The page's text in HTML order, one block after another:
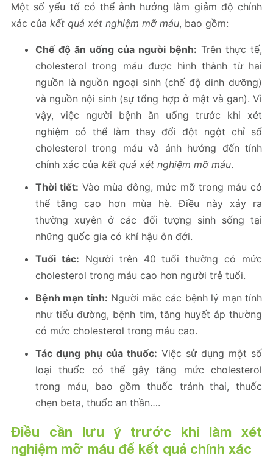
Một số yếu tố có thể ảnh hưởng làm giảm độ chính
xác của kết quả xét nghiệm mỡ máu, bao gồm:
Chế độ ăn uống của người bệnh: Trên thực tế,
cholesterol trong máu được hình thành từ hai
nguồn là nguồn ngoại sinh (chế độ dinh dưỡng)
và nguồn nội sinh (sự tổng hợp ở mật và gan). Vì
vậy, việc người bệnh ăn uống trước khi xét
nghiệm có thể làm thay đổi đột ngột chỉ số
cholesterol trong máu và ảnh hưởng đến tính
chính xác của kết quả xét nghiệm mỡ máu.
Thời tiết: Vào mùa đông, mức mỡ trong máu có
thể tăng cao hơn mùa hè. Điều này xảy ra
thường xuyên ở các đối tượng sinh sống tại
những quốc gia có khí hậu ôn đới.
Tuổi tác: Người trên 40 tuổi thường có mức
cholesterol trong máu cao hơn người trẻ tuổi.
Bệnh mạn tính: Người mắc các bệnh lý mạn tính
như tiểu đường, bệnh tim, tăng huyết áp thường
có mức cholesterol trong máu cao.
Tác dụng phụ của thuốc: Việc sử dụng một số
loại thuốc có thể gây tăng mức cholesterol
trong máu, bao gồm thuốc tránh thai, thuốc
chẹn beta, thuốc an thần….
Điều cần lưu ý trước khi làm xét
nghiệm mỡ máu để kết quả chính xác